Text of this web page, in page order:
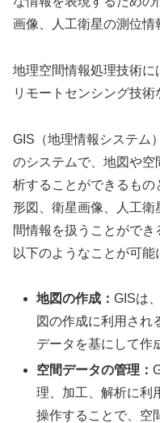
画像、人工衛星の測位情
地理空間情報処理技術
リモートセンシング技術
GIS（地理情報システム
のシステムで、地図や
析することができるも
形図、衛星画像、人工
間情報を扱うことができ
以下のようなことが可能
地図の作成：GISは
図の作成に利用され
データを基にして作
空間データの管理：
理、加工、解析に利
操作することで、空